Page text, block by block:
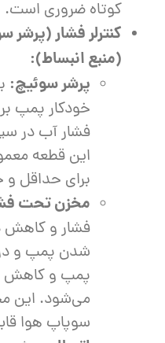
کوتاه ضروری است.
کنترلر فشار
(منبع انبساط):
پرشر سوئیچ:
خودکار پمپ
فشار آب در
این قطعه
برای حداقل
مخزن تحت
فشار و
شدن پمپ و
پمپ و کاهش
می‌شود. این
سوپاپ هوا